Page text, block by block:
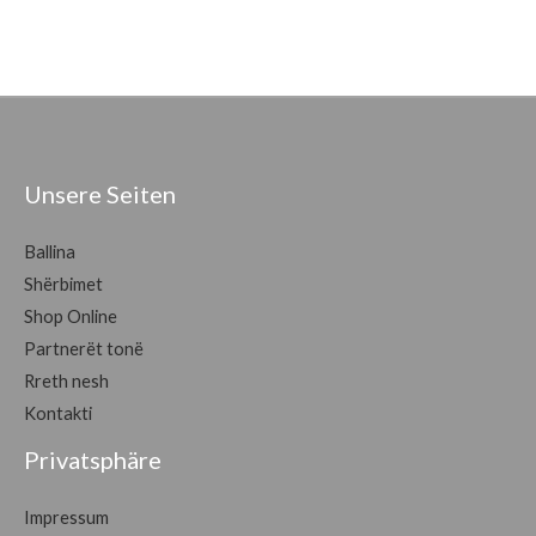
Unsere Seiten
Ballina
Shërbimet
Shop Online
Partnerët tonë
Rreth nesh
Kontakti
Privatsphäre
Impressum